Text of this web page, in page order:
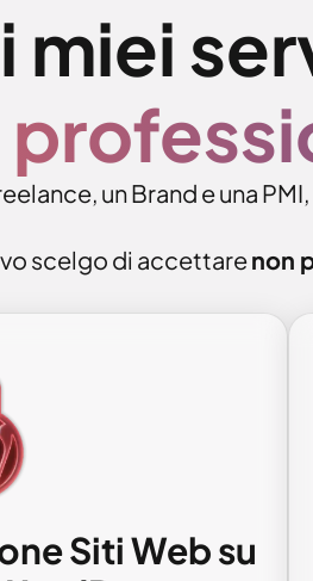
miei
un Brand e una
scelgo di accettarenon
Siti Web su